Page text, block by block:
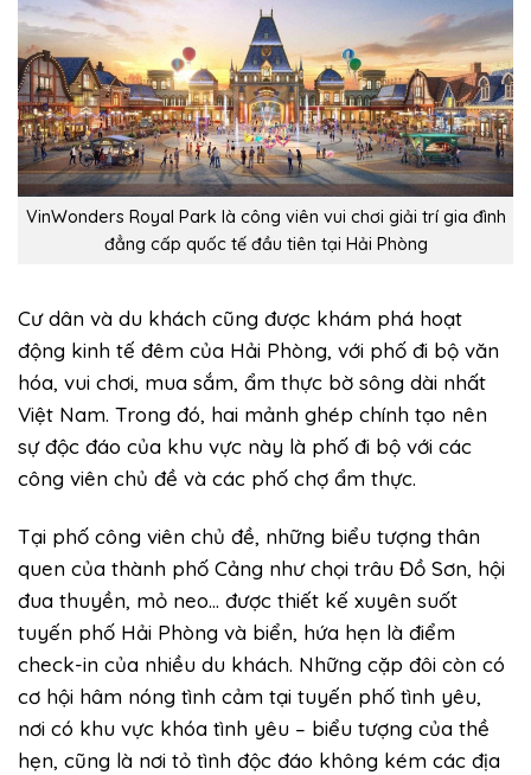
VinWonders Royal Park là công viên vui chơi giải trí gia đình
đẳng cấp quốc tế đầu tiên tại Hải Phòng
Cư dân và du khách cũng được khám phá hoạt
động kinh tế đêm của Hải Phòng, với phố đi bộ văn
hóa, vui chơi, mua sắm, ẩm thực bờ sông dài nhất
Việt Nam. Trong đó, hai mảnh ghép chính tạo nên
sự độc đáo của khu vực này là phố đi bộ với các
công viên chủ đề và các phố chợ ẩm thực.
Tại phố công viên chủ đề, những biểu tượng thân
quen của thành phố Cảng như chọi trâu Đồ Sơn, hội
đua thuyền, mỏ neo… được thiết kế xuyên suốt
tuyến phố Hải Phòng và biển, hứa hẹn là điểm
check-in của nhiều du khách. Những cặp đôi còn có
cơ hội hâm nóng tình cảm tại tuyến phố tình yêu,
nơi có khu vực khóa tình yêu – biểu tượng của thề
hẹn, cũng là nơi tỏ tình độc đáo không kém các địa